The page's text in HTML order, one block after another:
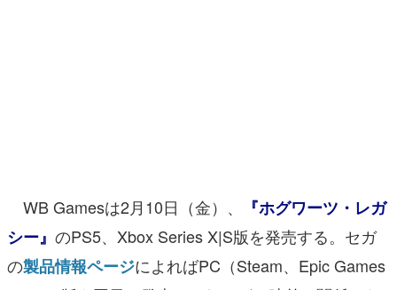
その他
電ファミニコゲーマーとは？
WB Gamesは2月10日（金）、
『ホグワーツ・レガ
シー』 のPS5、Xbox Series X|S版を発売する。セガ
の製品情報ページによればPC（Steam、Epic Games